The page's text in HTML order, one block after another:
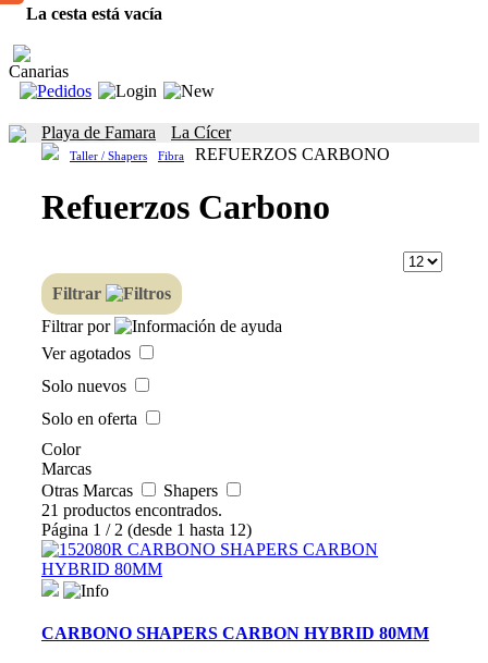
La cesta está vacía
Canarias
Playa de Famara La Cícer
Taller / Shapers Fibra REFUERZOS CARBONO
Refuerzos Carbono
Filtrar
Filtrar por
Ver agotados
Solo nuevos
Solo en oferta
Color
Marcas
Otras Marcas
Shapers
21 productos encontrados.
Página 1 / 2 (desde 1 hasta 12)
CARBONO SHAPERS CARBON HYBRID 80MM